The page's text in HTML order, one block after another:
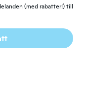
(med rabatter!) till